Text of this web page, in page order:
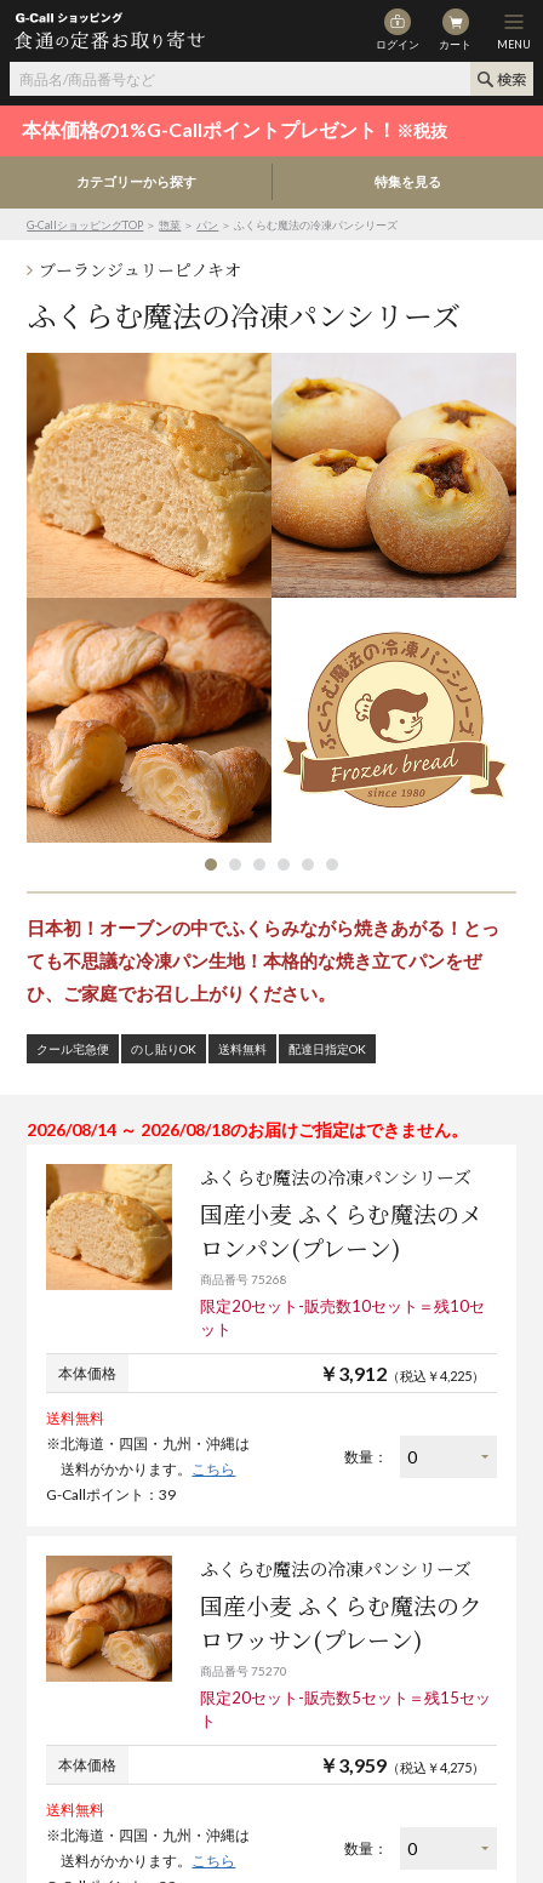
ログイン カート MENU
本体価格の1%G-Callポイントプレゼント！ ※税抜
カテゴリーから探す 特集を見る
G-CallショッピングTOP ＞惣菜 ＞ パン ＞ ふくらむ魔法の冷凍パンシリーズ
ブーランジュリーピノキオ
ふくらむ魔法の冷凍パンシリーズ
日本初！オーブンの中でふくらみながら焼きあがる！とっ
ても不思議な冷凍パン生地！本格的な焼き立てパンをぜ
ひ、ご家庭でお召し上がりください。
クール宅急便 のし貼りOK 送料無料 配達日指定OK
2026/08/14 ～ 2026/08/18のお届けご指定はできません。
ふくらむ魔法の冷凍パンシリーズ
国産小麦 ふくらむ魔法のメ
ロンパン(プレーン)
商品番号 75268
限定20セット-販売数10セット＝残10セ
ット
本体価格 ￥3,912（税込￥4,225）
送料無料
※北海道・四国・九州・沖縄は
送料がかかります。 こちら
G-Callポイント：39
数量：
ふくらむ魔法の冷凍パンシリーズ
国産小麦 ふくらむ魔法のク
ロワッサン(プレーン)
商品番号 75270
限定20セット-販売数5セット＝残15セッ
ト
本体価格 ￥3,959（税込￥4,275）
送料無料
※北海道・四国・九州・沖縄は
送料がかかります。 こちら
数量：